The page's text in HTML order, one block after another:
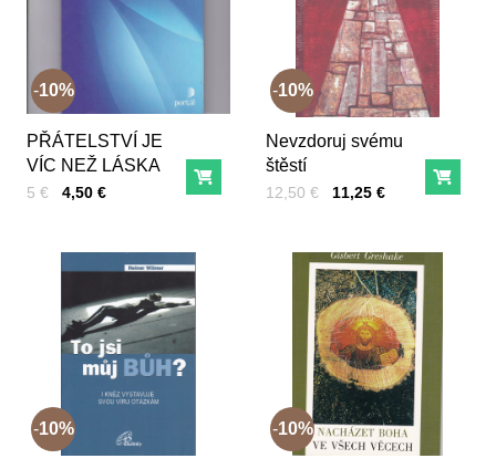
PŘÁTELSTVÍ JE
VÍC NEŽ LÁSKA
Cena s DPH
4,50 €
Pred zľavou:
5 € Do košíka
10%
Nevzdoruj svému
štěstí
Cena s DPH11,25 €
Pred zľavou:
12,50 € Do
10%
10% 10%